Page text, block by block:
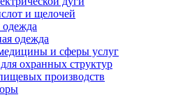
и щелочей
одежда
одежда
и сферы услуг
охранных структур
производств